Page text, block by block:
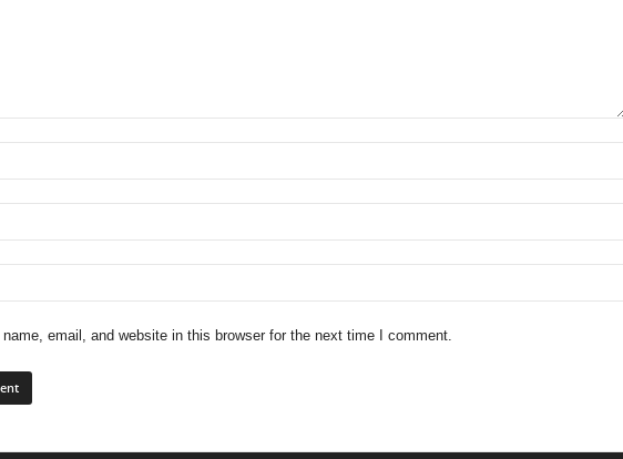
email, and website in this browser for the next time I comment.